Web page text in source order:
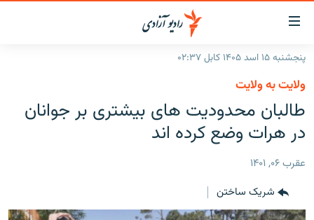
لینک‌های
قابل
دسترسی
به
متن
بازگشت
منوی
مراجعه
گزارش‌ها
افغانستان
جهان
خبرها
مصاحبه‌ها
برنامه‌ها
پنجشنبه ۱۵ اسد ۱۴۰۵ کابل ۰۲:۳۷
ولایت به ولایت
طالبان محدودیت های بیشتری بر جوانان
در هرات وضع کرده اند
عقرب ۰۶, ۱۴۰۱
شریک ساختن